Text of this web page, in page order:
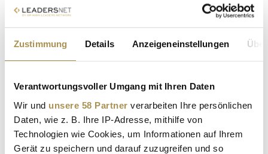
Zustimmung Details Anzeigeneinstellungen
Verantwortungsvoller Umgang mit Ihren Daten
Wir und unsere 58 Partner verarbeiten Ihre persönlichen
Daten, wie z. B. Ihre IP-Adresse, mithilfe von
Technologien wie Cookies, um Informationen auf Ihrem
Gerät zu speichern und darauf zuzugreifen und so